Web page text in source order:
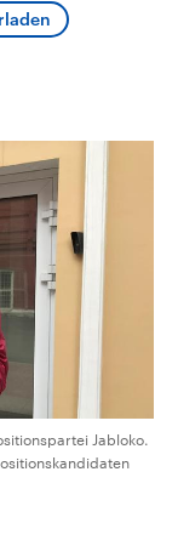
Jabloko.